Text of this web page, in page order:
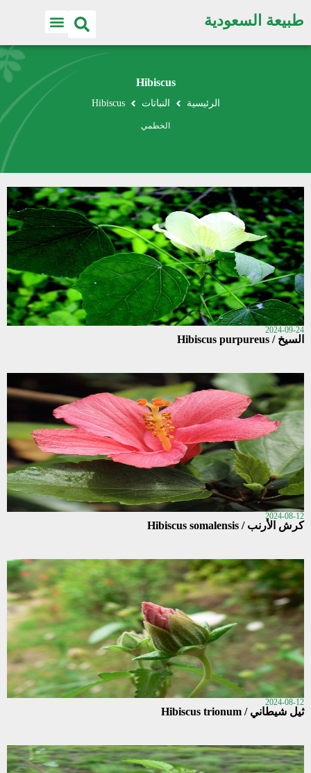
طبيعة السعودية
Hibiscus
الرئيسية النباتات Hibiscus
الخطمي
2024-09-24
السيخ / Hibiscus purpureus
2024-08-12
كرش الأرنب / Hibiscus somalensis
2024-08-12
ثيل شيطاني / Hibiscus trionum